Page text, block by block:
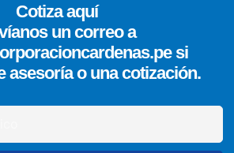
Cotiza aquí
un correo a
si
asesoría o una cotización.